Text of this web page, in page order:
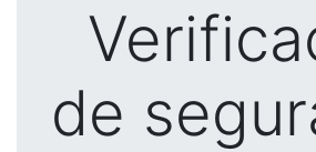
de